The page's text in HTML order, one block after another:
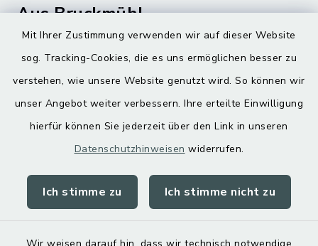
Mit Ihrer Zustimmung verwenden wir auf dieser Website
sog. Tracking-Cookies, die es uns ermöglichen besser zu
verstehen, wie unsere Website genutzt wird. So können wir
unser Angebot weiter verbessern. Ihre erteilte Einwilligung
hierfür können Sie jederzeit über den Link in unseren
Datenschutzhinweisen widerrufen.
Ich stimme zu Ich stimme nicht zu
Aus Bruckmühl
Digitaler Ortsplan
Kontakt